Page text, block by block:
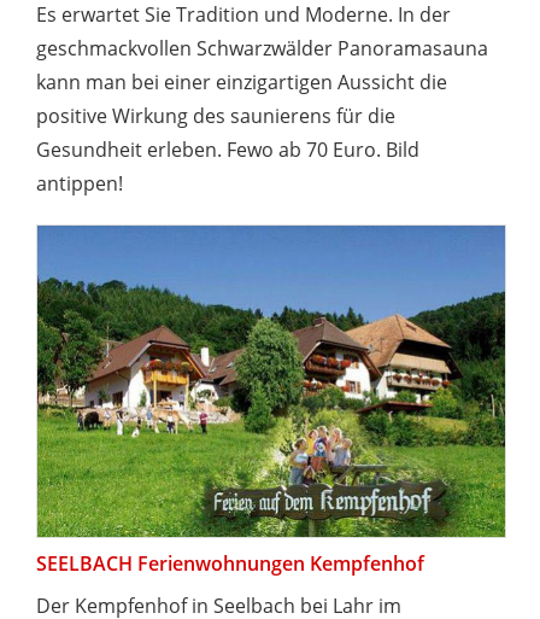
Es erwartet Sie Tradition und Moderne. In der
geschmackvollen Schwarzwälder Panoramasauna
kann man bei einer einzigartigen Aussicht die
positive Wirkung des saunierens für die
Gesundheit erleben. Fewo ab 70 Euro. Bild
antippen!
SEELBACH Ferienwohnungen Kempfenhof
Der Kempfenhof in Seelbach bei Lahr im